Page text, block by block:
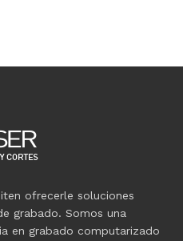
ofrecerle soluciones
grabado. Somos una
en grabado computarizado